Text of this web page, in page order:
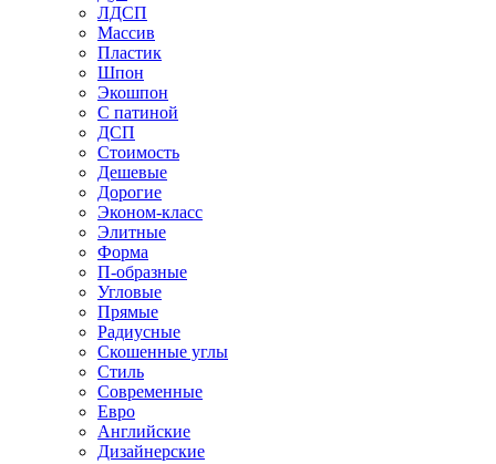
ЛДСП
Массив
Пластик
Шпон
Экошпон
С патиной
ДСП
Стоимость
Дешевые
Дорогие
Эконом-класс
Элитные
Форма
П-образные
Угловые
Прямые
Радиусные
Скошенные углы
Стиль
Современные
Евро
Английские
Дизайнерские